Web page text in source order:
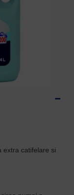
extra catifelare si